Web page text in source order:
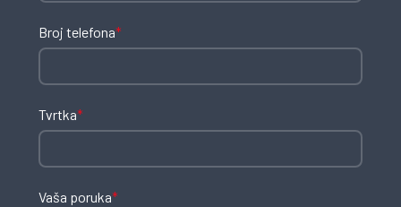
Broj telefona*
Tvrtka*
Vaša poruka*